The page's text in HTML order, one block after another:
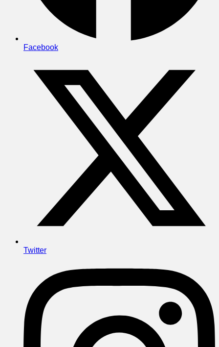
Facebook
Twitter